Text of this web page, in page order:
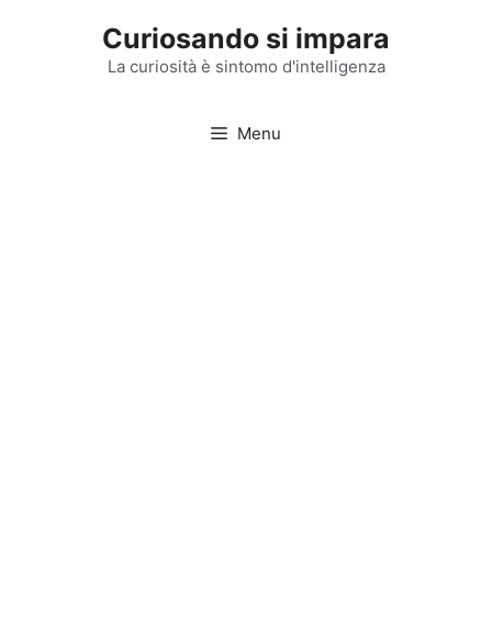
Curiosando si impara
La curiosità è sintomo d'intelligenza
Menu